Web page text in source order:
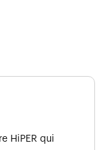
HiPER qui